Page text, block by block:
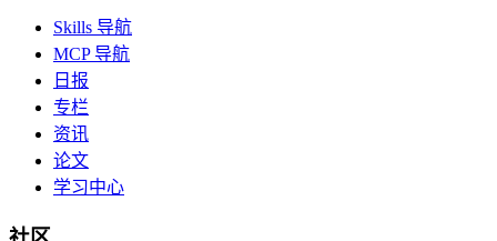
Skills 导航
MCP 导航
日报
专栏
资讯
论文
学习中心